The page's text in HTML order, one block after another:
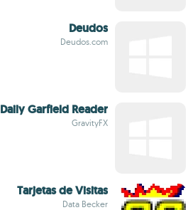
Deudos
Deudos.com
Daily Garfield Reader
GravityFX
Tarjetas de Visitas
Data Becker